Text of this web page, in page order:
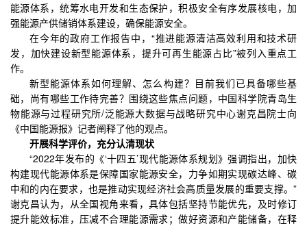
能源体系，统筹水电开发和生态保护，积极安全有序发展核电，加
强能源产供储销体系建设，确保能源安全。
在今年的政府工作报告中，“推进能源清洁高效利用和技术研
发，加快建设新型能源体系，提升可再生能源占比”被列入重点工
作。
新型能源体系如何理解、怎么构建？目前我们已具备哪些基
础，尚有哪些工作待完善？围绕这些焦点问题，中国科学院青岛生
物能源与过程研究所/泛能源大数据与战略研究中心谢克昌院士向
《中国能源报》记者阐释了他的观点。
开展科学评价，充分认清现状
“2022年发布的《‘十四五’现代能源体系规划》强调指出，加快
构建现代能源体系是保障国家能源安全，力争如期实现碳达峰、碳
中和的内在要求，也是推动实现经济社会高质量发展的重要支撑。”
谢克昌认为，从全国视角来看，具体包括坚持节能优先，及时修订
提升能效标准，压减不合理能源需求；做好资源和产能储备，在释